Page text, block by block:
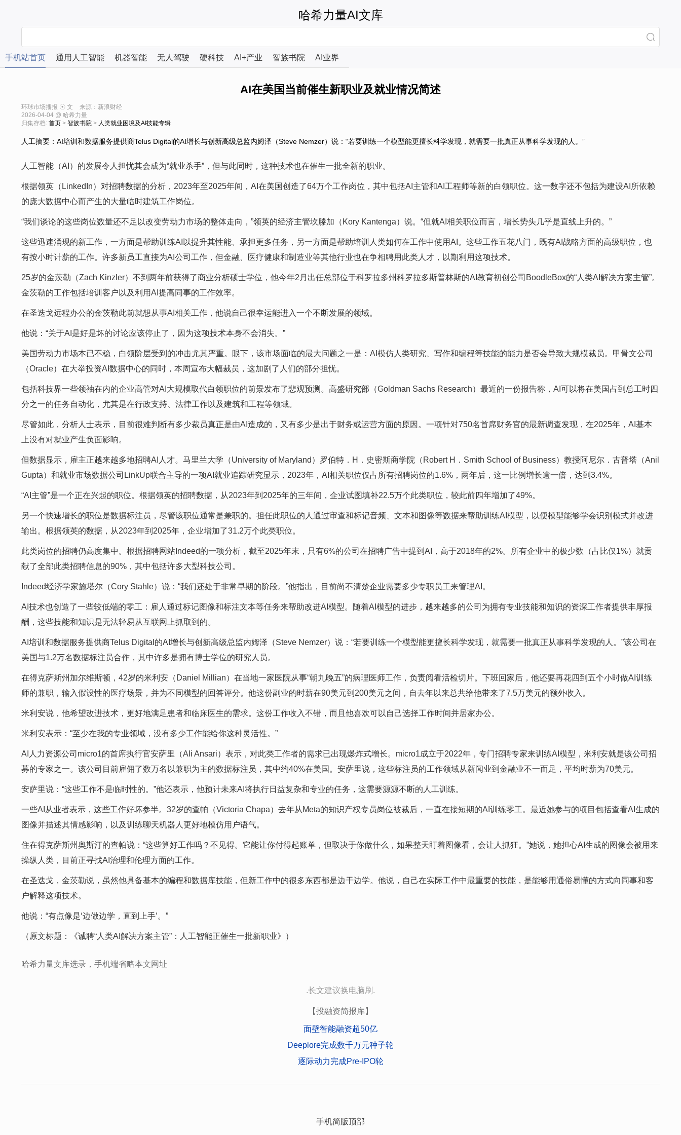
哈希力量AI文库
手机站首页 通用人工智能 机器智能 无人驾驶 硬科技 AI+产业 智族书院 AI业界
AI在美国当前催生新职业及就业情况简述
环球市场播报 ☉ 文
来源：新浪财经
2026-04-04 @ 哈希力量
归集存档: 首页 > 智族书院 > 人类就业困境及AI技能专辑
人工摘要：AI培训和数据服务提供商Telus Digital的AI增长与创新高级总监内姆泽（Steve Nemzer）说：“若要训练一个模型能更擅长科学发现，就需要一批真正从事科学发现的人。”
人工智能（AI）的发展令人担忧其会成为“就业杀手”，但与此同时，这种技术也在催生一批全新的职业。
根据领英（LinkedIn）对招聘数据的分析，2023年至2025年间，AI在美国创造了64万个工作岗位，其中包括AI主管和AI工程师等新的白领职位。这一数字还不包括为建设AI所依赖
的庞大数据中心而产生的大量临时建筑工作岗位。
“我们谈论的这些岗位数量还不足以改变劳动力市场的整体走向，”领英的经济主管坎滕加（Kory Kantenga）说。“但就AI相关职位而言，增长势头几乎是直线上升的。”
这些迅速涌现的新工作，一方面是帮助训练AI以提升其性能、承担更多任务，另一方面是帮助培训人类如何在工作中使用AI。这些工作五花八门，既有AI战略方面的高级职位，也
有按小时计薪的工作。许多新员工直接为AI公司工作，但金融、医疗健康和制造业等其他行业也在争相聘用此类人才，以期利用这项技术。
25岁的金茨勒（Zach Kinzler）不到两年前获得了商业分析硕士学位，他今年2月出任总部位于科罗拉多州科罗拉多斯普林斯的AI教育初创公司BoodleBox的“人类AI解决方案主管”。
金茨勒的工作包括培训客户以及利用AI提高同事的工作效率。
在圣迭戈远程办公的金茨勒此前就想从事AI相关工作，他说自己很幸运能进入一个不断发展的领域。
他说：“关于AI是好是坏的讨论应该停止了，因为这项技术本身不会消失。”
美国劳动力市场本已不稳，白领阶层受到的冲击尤其严重。眼下，该市场面临的最大问题之一是：AI模仿人类研究、写作和编程等技能的能力是否会导致大规模裁员。甲骨文公司
（Oracle）在大举投资AI数据中心的同时，本周宣布大幅裁员，这加剧了人们的部分担忧。
包括科技界一些领袖在内的企业高管对AI大规模取代白领职位的前景发布了悲观预测。高盛研究部（Goldman Sachs Research）最近的一份报告称，AI可以将在美国占到总工时四
分之一的任务自动化，尤其是在行政支持、法律工作以及建筑和工程等领域。
尽管如此，分析人士表示，目前很难判断有多少裁员真正是由AI造成的，又有多少是出于财务或运营方面的原因。一项针对750名首席财务官的最新调查发现，在2025年，AI基本
上没有对就业产生负面影响。
但数据显示，雇主正越来越多地招聘AI人才。马里兰大学（University of Maryland）罗伯特．H．史密斯商学院（Robert H．Smith School of Business）教授阿尼尔．古普塔（Anil
Gupta）和就业市场数据公司LinkUp联合主导的一项AI就业追踪研究显示，2023年，AI相关职位仅占所有招聘岗位的1.6%，两年后，这一比例增长逾一倍，达到3.4%。
“AI主管”是一个正在兴起的职位。根据领英的招聘数据，从2023年到2025年的三年间，企业试图填补22.5万个此类职位，较此前四年增加了49%。
另一个快速增长的职位是数据标注员，尽管该职位通常是兼职的。担任此职位的人通过审查和标记音频、文本和图像等数据来帮助训练AI模型，以便模型能够学会识别模式并改进
输出。根据领英的数据，从2023年到2025年，企业增加了31.2万个此类职位。
此类岗位的招聘仍高度集中。根据招聘网站Indeed的一项分析，截至2025年末，只有6%的公司在招聘广告中提到AI，高于2018年的2%。所有企业中的极少数（占比仅1%）就贡
献了全部此类招聘信息的90%，其中包括许多大型科技公司。
Indeed经济学家施塔尔（Cory Stahle）说：“我们还处于非常早期的阶段。”他指出，目前尚不清楚企业需要多少专职员工来管理AI。
AI技术也创造了一些较低端的零工：雇人通过标记图像和标注文本等任务来帮助改进AI模型。随着AI模型的进步，越来越多的公司为拥有专业技能和知识的资深工作者提供丰厚报
酬，这些技能和知识是无法轻易从互联网上抓取到的。
AI培训和数据服务提供商Telus Digital的AI增长与创新高级总监内姆泽（Steve Nemzer）说：“若要训练一个模型能更擅长科学发现，就需要一批真正从事科学发现的人。”该公司在
美国与1.2万名数据标注员合作，其中许多是拥有博士学位的研究人员。
在得克萨斯州加尔维斯顿，42岁的米利安（Daniel Millian）在当地一家医院从事“朝九晚五”的病理医师工作，负责阅看活检切片。下班回家后，他还要再花四到五个小时做AI训练
师的兼职，输入假设性的医疗场景，并为不同模型的回答评分。他这份副业的时薪在90美元到200美元之间，自去年以来总共给他带来了7.5万美元的额外收入。
米利安说，他希望改进技术，更好地满足患者和临床医生的需求。这份工作收入不错，而且他喜欢可以自己选择工作时间并居家办公。
米利安表示：“至少在我的专业领域，没有多少工作能给你这种灵活性。”
AI人力资源公司micro1的首席执行官安萨里（Ali Ansari）表示，对此类工作者的需求已出现爆炸式增长。micro1成立于2022年，专门招聘专家来训练AI模型，米利安就是该公司招
募的专家之一。该公司目前雇佣了数万名以兼职为主的数据标注员，其中约40%在美国。安萨里说，这些标注员的工作领域从新闻业到金融业不一而足，平均时薪为70美元。
安萨里说：“这些工作不是临时性的。”他还表示，他预计未来AI将执行日益复杂和专业的任务，这需要源源不断的人工训练。
一些AI从业者表示，这些工作好坏参半。32岁的查帕（Victoria Chapa）去年从Meta的知识产权专员岗位被裁后，一直在接短期的AI训练零工。最近她参与的项目包括查看AI生成的
图像并描述其情感影响，以及训练聊天机器人更好地模仿用户语气。
住在得克萨斯州奥斯汀的查帕说：“这些算好工作吗？不见得。它能让你付得起账单，但取决于你做什么，如果整天盯着图像看，会让人抓狂。”她说，她担心AI生成的图像会被用来
操纵人类，目前正寻找AI治理和伦理方面的工作。
在圣迭戈，金茨勒说，虽然他具备基本的编程和数据库技能，但新工作中的很多东西都是边干边学。他说，自己在实际工作中最重要的技能，是能够用通俗易懂的方式向同事和客
户解释这项技术。
他说：“有点像是‘边做边学，直到上手’。”
（原文标题：《诚聘“人类AI解决方案主管”：人工智能正催生一批新职业》）
哈希力量文库选录，手机端省略本文网址
.长文建议换电脑刷.
【投融资简报库】
面壁智能融资超50亿
Deeplore完成数千万元种子轮
逐际动力完成Pre-IPO轮
手机简版顶部